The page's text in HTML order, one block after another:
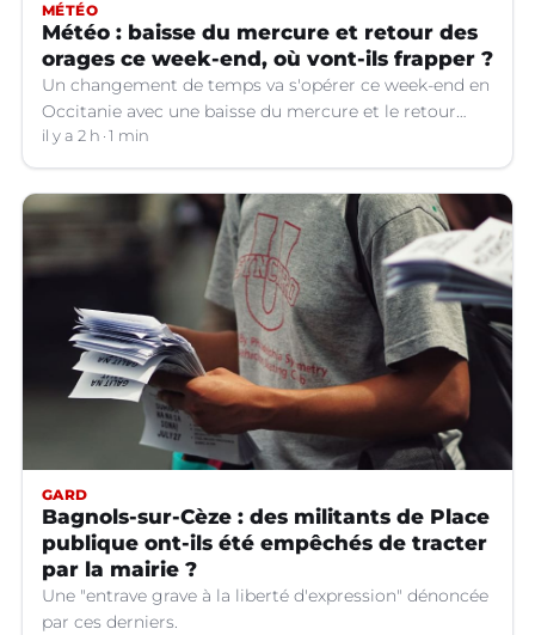
MÉTÉO
Météo : baisse du mercure et retour des
orages ce week-end, où vont-ils frapper ?
Un changement de temps va s'opérer ce week-end en
Occitanie avec une baisse du mercure et le retour
d'orages dans certains départements.
il y a 2 h 1 min
GARD
Bagnols-sur-Cèze : des militants de Place
publique ont-ils été empêchés de tracter
par la mairie ?
Une "entrave grave à la liberté d'expression" dénoncée
par ces derniers.